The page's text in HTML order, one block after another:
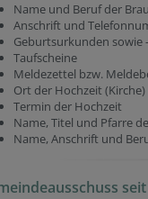
Name und Beruf der
Anschrift und
Geburtsurkunden sowie
Taufscheine
Meldezettel bzw.
Ort der Hochzeit (Kirche)
Termin der Hochzeit
Name, Titel und Pfarre
Name, Anschrift und